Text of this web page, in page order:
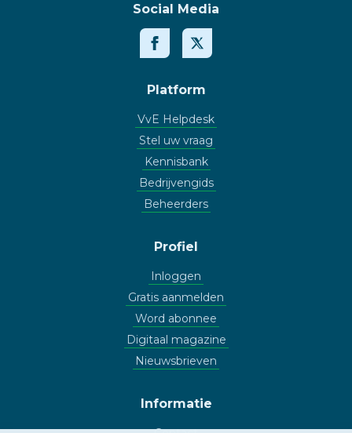
Social Media
Platform
VvE Helpdesk
Stel uw vraag
Kennisbank
Bedrijvengids
Beheerders
Profiel
Inloggen
Gratis aanmelden
Word abonnee
Digitaal magazine
Nieuwsbrieven
Informatie